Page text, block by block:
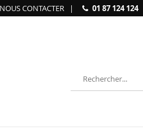
NOUS CONTACTER | 01 87 124 124